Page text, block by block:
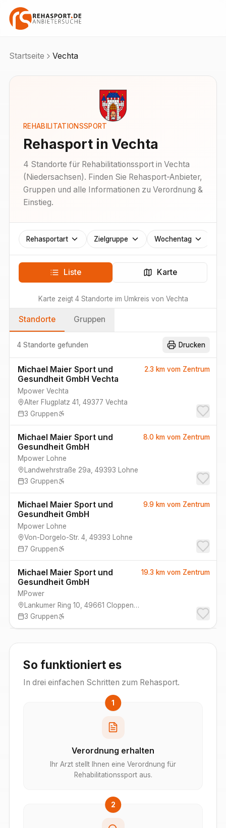
Startseite Vechta
REHABILITATIONSSPORT
Rehasport in Vechta
4 Standorte für Rehabilitationssport in Vechta
(Niedersachsen). Finden Sie Rehasport-Anbieter,
Gruppen und alle Informationen zu Verordnung &
Einstieg.
Rehasportart Zielgruppe Wochentag
Liste Karte
Karte zeigt 4 Standorte im Umkreis von Vechta
Standorte Gruppen
4 Standorte gefunden Drucken
Michael Maier Sport und
Gesundheit GmbH Vechta
Mpower Vechta
Alter Flugplatz 41
49377 Vechta
3 Gruppen
2.3 kmvom Zentrum
Michael Maier Sport und
Gesundheit GmbH
Mpower Lohne
Landwehrstraße 29a 49393 Lohne
3 Gruppen
8.0 kmvom Zentrum
Michael Maier Sport und
Gesundheit GmbH
Mpower Lohne
Von-Dorgelo-Str. 4 49393 Lohne
7 Gruppen
9.9 kmvom Zentrum
Michael Maier Sport und
Gesundheit GmbH
MPower
Lankumer Ring 10 49661 Cloppenburg
3 Gruppen
19.3 kmvom Zentrum
So funktioniert es
In drei einfachen Schritten zum Rehasport.
1
Verordnung erhalten
Ihr Arzt stellt Ihnen eine Verordnung für
Rehabilitationssport aus.
2